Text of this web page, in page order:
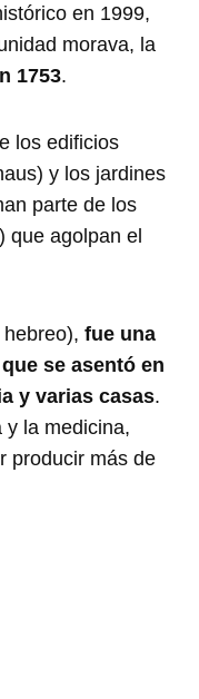
en 1999,
morava, la
1753.
los edificios
y los jardines
parte de los
que agolpan el
hebreo),fue una
se asentó en
y varias casas.
y la medicina,
producir más de